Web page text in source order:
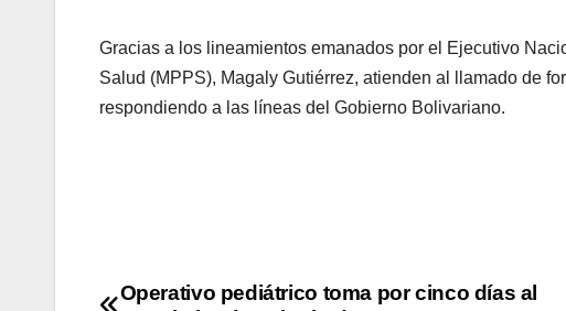
Gracias a los lineamientos emanados por el Ejecutivo
Salud (MPPS), Magaly Gutiérrez, atienden al llamado de
respondiendo a las líneas del Gobierno Bolivariano.
Operativo pediátrico toma por cinco días al